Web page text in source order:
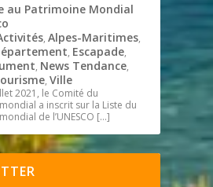
au Patrimoine Mondial
,Alpes-Maritimes,
, Escapade,
, News Tendance,
,Ville
2021, le Comité du
a inscrit sur la Liste du
de l’UNESCO […]